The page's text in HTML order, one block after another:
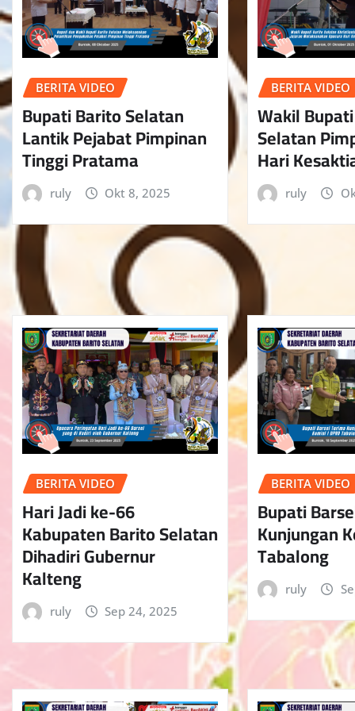
BERITA VIDEO
Bupati Barito Selatan
Lantik Pejabat Pimpinan
Tinggi Pratama
ruly Okt 8, 2025
BERITA VIDEO
Wakil
Selatan
Hari
ruly
BERITA VIDEO
Hari Jadi ke-66
Kabupaten Barito Selatan
Dihadiri Gubernur
Kalteng
ruly Sep 24, 2025
BERITA VIDEO
Bupati
Kunjungan
Tabalong
ruly